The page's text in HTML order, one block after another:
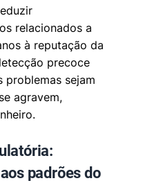
relacionados a
à reputação da
precoce
problemas sejam
agravem,
padrões do